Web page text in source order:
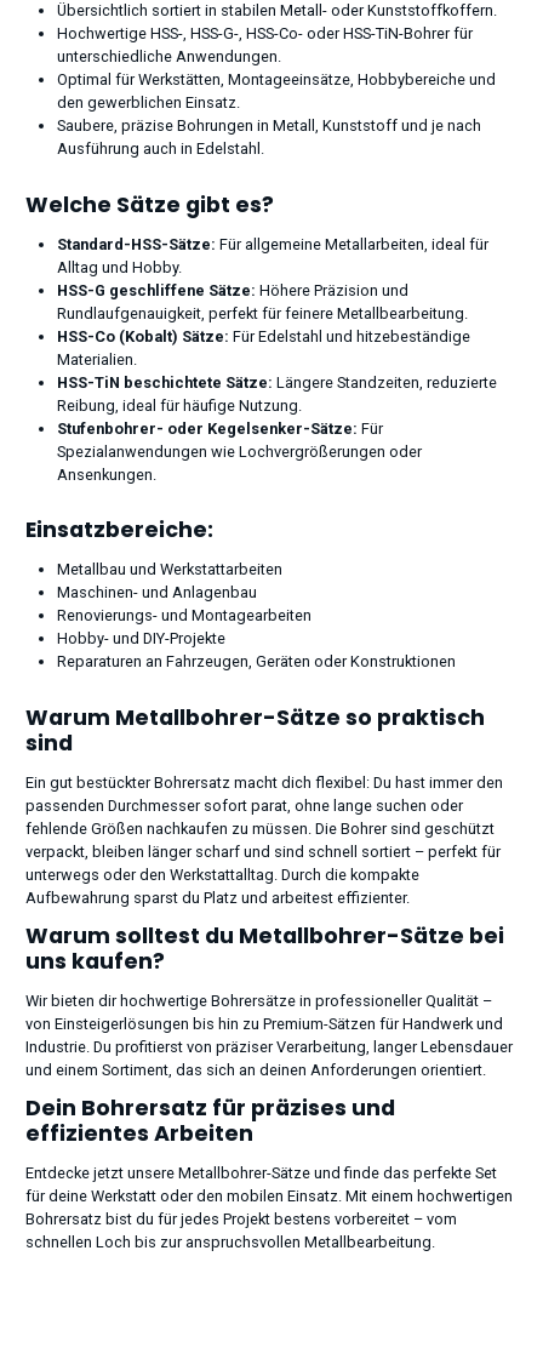
Übersichtlich sortiert in stabilen Metall- oder Kunststoffkoffern.
Hochwertige HSS-, HSS-G-, HSS-Co- oder HSS-TiN-Bohrer für
unterschiedliche Anwendungen.
Optimal für Werkstätten, Montageeinsätze, Hobbybereiche und
den gewerblichen Einsatz.
Saubere, präzise Bohrungen in Metall, Kunststoff und je nach
Ausführung auch in Edelstahl.
Welche Sätze gibt es?
Standard-HSS-Sätze: Für allgemeine Metallarbeiten, ideal für
Alltag und Hobby.
HSS-G geschliffene Sätze: Höhere Präzision und
Rundlaufgenauigkeit, perfekt für feinere Metallbearbeitung.
HSS-Co (Kobalt) Sätze: Für Edelstahl und hitzebeständige
Materialien.
HSS-TiN beschichtete Sätze: Längere Standzeiten, reduzierte
Reibung, ideal für häufige Nutzung.
Stufenbohrer- oder Kegelsenker-Sätze: Für
Spezialanwendungen wie Lochvergrößerungen oder
Ansenkungen.
Einsatzbereiche:
Metallbau und Werkstattarbeiten
Maschinen- und Anlagenbau
Renovierungs- und Montagearbeiten
Hobby- und DIY-Projekte
Reparaturen an Fahrzeugen, Geräten oder Konstruktionen
Warum Metallbohrer-Sätze so praktisch
sind
Ein gut bestückter Bohrersatz macht dich flexibel: Du hast immer den
passenden Durchmesser sofort parat, ohne lange suchen oder
fehlende Größen nachkaufen zu müssen. Die Bohrer sind geschützt
verpackt, bleiben länger scharf und sind schnell sortiert – perfekt für
unterwegs oder den Werkstattalltag. Durch die kompakte
Aufbewahrung sparst du Platz und arbeitest effizienter.
Warum solltest du Metallbohrer-Sätze bei
uns kaufen?
Wir bieten dir hochwertige Bohrersätze in professioneller Qualität –
von Einsteigerlösungen bis hin zu Premium-Sätzen für Handwerk und
Industrie. Du profitierst von präziser Verarbeitung, langer Lebensdauer
und einem Sortiment, das sich an deinen Anforderungen orientiert.
Dein Bohrersatz für präzises und
effizientes Arbeiten
Entdecke jetzt unsere Metallbohrer-Sätze und finde das perfekte Set
für deine Werkstatt oder den mobilen Einsatz. Mit einem hochwertigen
Bohrersatz bist du für jedes Projekt bestens vorbereitet – vom
schnellen Loch bis zur anspruchsvollen Metallbearbeitung.